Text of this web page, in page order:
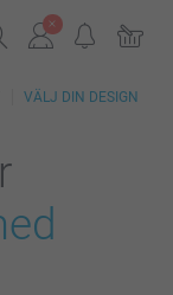
VÄLJ DIN DESIGN